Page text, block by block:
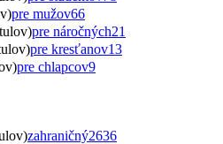
pre mužov66
pre náročných21
pre kresťanov13
pre chlapcov9
zahraničný2636